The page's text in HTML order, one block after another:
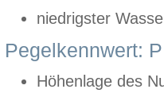
niedrigster
Pegelkennwert:
Höhenlage des